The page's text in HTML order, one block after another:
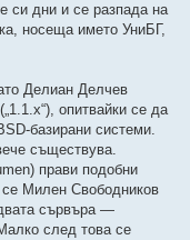
си дни и се разпада на
носеща името УниБГ,
Делиан Делчев
опитвайки се да
базирани системи.
съществува.
прави подобни
Милен Свободников
сървъра —
след това се